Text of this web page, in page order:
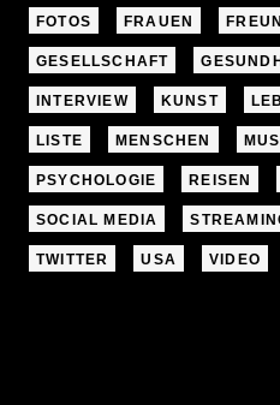
FOTOS FRAUEN
GESELLSCHAFT
INTERVIEW KUNST
LISTE MENSCHEN
PSYCHOLOGIE REISEN
SOCIAL MEDIA
TWITTER USA VIDEO